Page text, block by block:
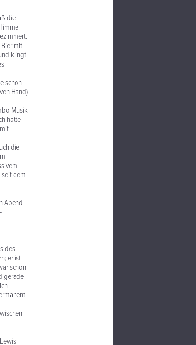
die
mit
klingt
schon
Hand)
Musik
hatte
die
dem
Abend
des
er ist
schon
gerade